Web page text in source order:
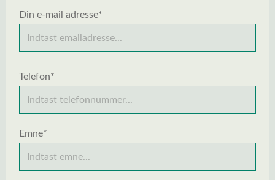
Din e-mail adresse*
Telefon*
Emne*